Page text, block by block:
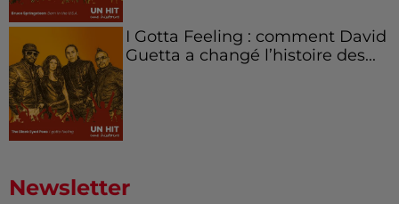
I Gotta Feeling : comment David
Guetta a changé l’histoire des...
Newsletter